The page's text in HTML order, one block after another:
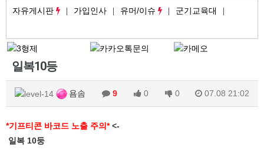
자유게시판 가입인사 유머/이슈 군기교육대
일복10등
욤솜 9 0 0 07.08 21:02
*기프티콘 바코드 노출 주의*<-
일복 10둥